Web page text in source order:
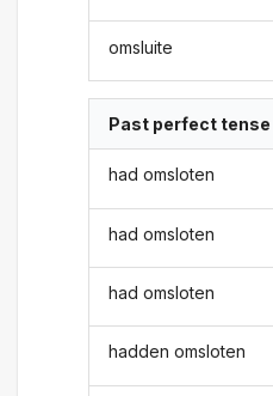
omsluite
Past perfect tense
had omsloten
had omsloten
had omsloten
hadden omsloten